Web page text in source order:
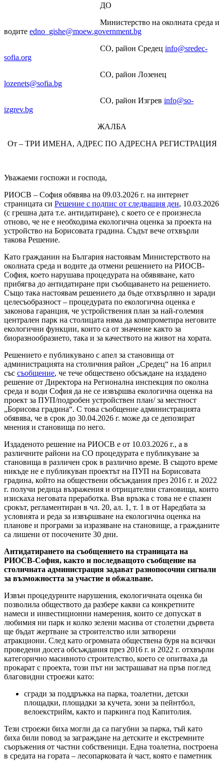
ДО
Министерство на околната среда и
водите edno_gishe@moew.government.bg
СО, район Средец info@sredec-
sofia.org
СО, район Лозенец
lozenets@sofia.bg
СО, район Изгрев info@so-
izgrev.bg
ЖАЛБА
От – ТРИ ИМЕНА, АДРЕС ПО АДРЕСНА РЕГИСТРАЦИЯ
Уважаеми госпожи и господа,
РИОСВ – София обявява на 09.03.2026 г. на интернет
страницата си Решение с подпис от следващия ден, 10.03.2026
(с грешна дата т.е. антидатиране), с което се е произнесла
отново, че не е необходима екологична оценка за проекта на
устройство на Борисовата градина. Съдът вече отхвърли
такова Решение.
Като гражданин на България настоявам Министерството на
околната среда и водите да отмени решението на РИОСВ-
София, което нарушава процедурата на обявяване, като
прибягва до антидатиране при съобщаването на решението.
Също така настоявам решението да бъде отхвърляно и заради
целесъобразност – процедурата по екологична оценка е
законова гаранция, че устройствения план за най-големия
централен парк на столицата няма да компрометира неговите
екологични функции, които са от значение както за
биоразнообразието, така и за качеството на живот на хората.
Решението е публикувано с апел за становища от
администрацията на столичния район „Средец“ на 16 април
със съобщение, че тече обществено обсъждане на издадено
решение от Директора на Регионална инспекция по околна
среда и води София да не се извършва екологична оценка на
проект за ПУП/подробен устройствен план/ за местност
„Борисова градина“. С това съобщение администрацията
обявява, че в срок до 30.04.2026 г. може да се депозират
мнения и становища по него.
Издаденото решение на РИОСВ е от 10.03.2026 г., а в
различните райони на СО процедурата е публикуване за
становища в различен срок в различно време. В същото време
никъде не е публикуван проектът на ПУП на Борисовата
градина, който на обществени обсъждания през 2016 г. и 2022
г. получи редица възражения и отрицателни становища, които
изискаха неговата преработка. Във връзка с това не е спазен
срокът, регламентиран в чл. 20, ал. 1, т. 1 в от Наредбата за
условията и реда за извършване на екологична оценка на
планове и програми за изразяване на становище, а гражданите
са лишени от посочените 30 дни.
Антидатирането на съобщението на страницата на
РИОСВ-София, както и последващото съобщение на
столичната администрация задават разнопосочни сигнали
за възможността за участие и обжалване.
Извън процедурните нарушения, екологичната оценка би
позволила обществото да разбере какви са конкретните
намеси и инвестиционни намерения, които се допускат в
любимия ни парк и колко зелени масива от столетни дървета
ще бъдат жертване за строителство или затворени
атракциони. След като огромната обществена буря на всички
проведени досега обсъждания през 2016 г. и 2022 г. отхвърли
категорично масивното строителство, което се опитваха да
прокарат с проекта, този път ни застрашават на пръв поглед
благовидни строежи като:
сгради за поддръжка на парка, тоалетни, детски
площадки, площадки за кучета, зони за пейнтбол,
велоекстрийм, както и паркинга под Капитолия.
Тези строежи биха могли да са пагубни за парка, тъй като
биха били повод за заграждане на детските и екстремните
съоръжения от частни собственици. Една тоалетна, построена
в средата на гората – лесопарковата ѝ част, която е паметник